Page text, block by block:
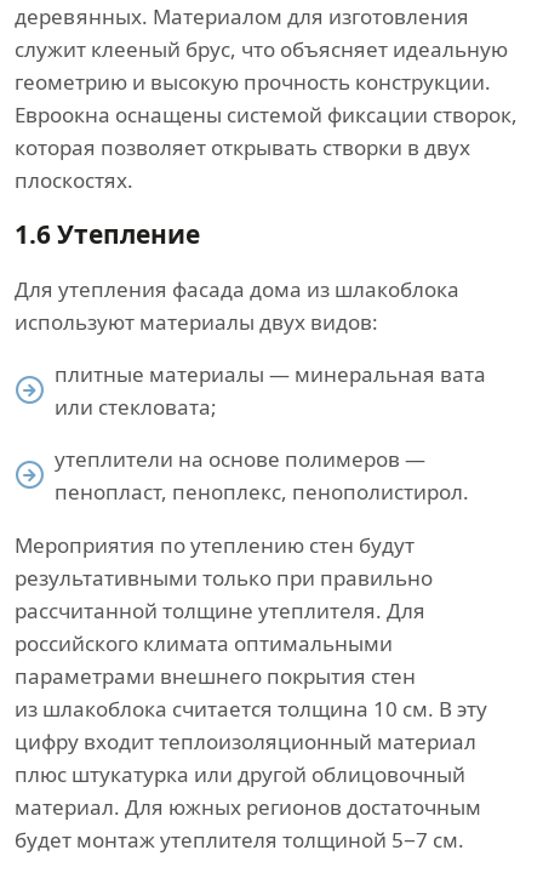
деревянных. Материалом для изготовления
служит клееный брус, что объясняет идеальную
геометрию и высокую прочность конструкции.
Евроокна оснащены системой фиксации створок,
которая позволяет открывать створки в двух
плоскостях.
1.6Утепление
Для утепления фасада дома из шлакоблока
используют материалы двух видов:
плитные материалы — минеральная вата
или стекловата;
утеплители на основе полимеров —
пенопласт, пеноплекс, пенополистирол.
Мероприятия по утеплению стен будут
результативными только при правильно
рассчитанной толщине утеплителя. Для
российского климата оптимальными
параметрами внешнего покрытия стен
из шлакоблока считается толщина 10 см. В эту
цифру входит теплоизоляционный материал
плюс штукатурка или другой облицовочный
материал. Для южных регионов достаточным
будет монтаж утеплителя толщиной 5−7 см.